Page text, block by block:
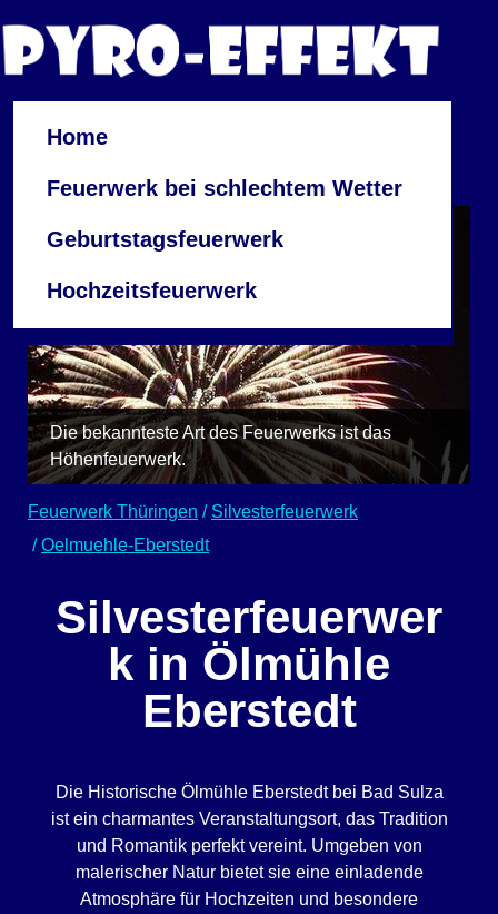
Home
Feuerwerk bei schlechtem Wetter
Geburtstagsfeuerwerk
Hochzeitsfeuerwerk
Die bekannteste Art des Feuerwerks ist das
Höhenfeuerwerk.
Feuerwerk Thüringen / Silvesterfeuerwerk
/Oelmuehle-Eberstedt
Silvesterfeuerwer
k in Ölmühle
Eberstedt
Die Historische Ölmühle Eberstedt bei Bad Sulza
ist ein charmantes Veranstaltungsort, das Tradition
und Romantik perfekt vereint. Umgeben von
malerischer Natur bietet sie eine einladende
Atmosphäre für Hochzeiten und besondere